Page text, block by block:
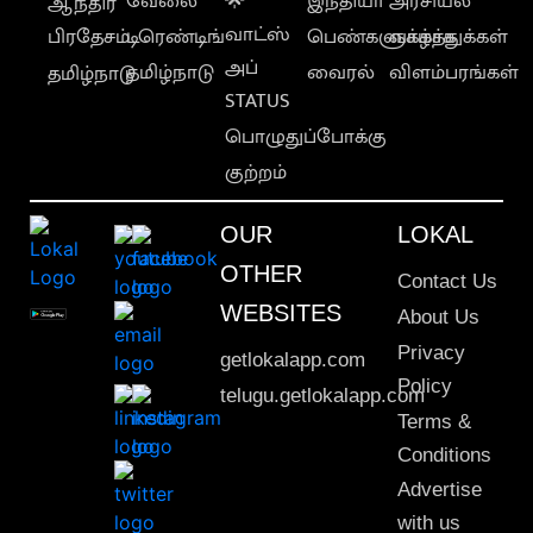
பிரதேசம்
தமிழ்நாடு
டிரெண்டிங்
தமிழ்நாடு
வாட்ஸ்
அப்
STATUS
பொழுதுப்போக்கு
குற்றம்
பெண்களுக்காக
வைரல்
வாழ்த்துக்கள்
விளம்பரங்கள்
OUR
OTHER
WEBSITES
getlokalapp.com
telugu.getlokalapp.com
LOKAL
Contact Us
About Us
Privacy
Policy
Terms &
Conditions
Advertise
with us